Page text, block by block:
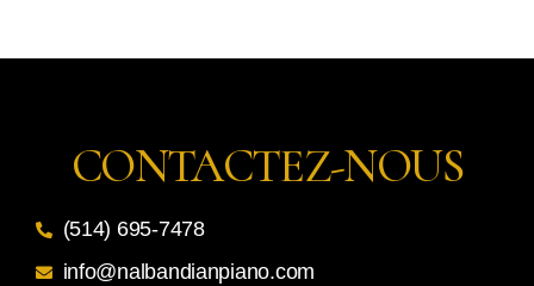
CONTACTEZ-NOUS
(514) 695-7478
info@nalbandianpiano.com